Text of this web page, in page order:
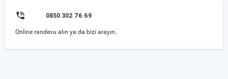
0850 302 76 69
Online randevu alın ya da bizi arayın.